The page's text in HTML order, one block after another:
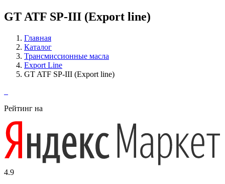
GT ATF SP-III (Export line)
Главная
Каталог
Трансмиссионные масла
Export Line
GT ATF SP-III (Export line)
Рейтинг на
4.9